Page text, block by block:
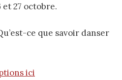
et 27 octobre.
ce que savoir danser
ici